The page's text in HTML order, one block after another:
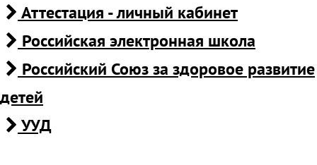
Аттестация - личный кабинет
Российская электронная школа
Российский Союз за здоровое развитие
детей
УУД